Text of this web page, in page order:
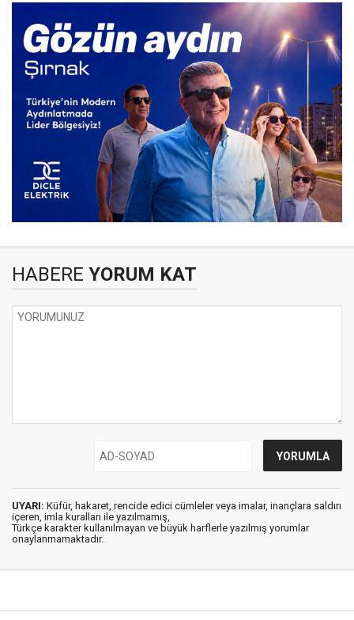
HABERE YORUM KAT
UYARI: Küfür, hakaret, rencide edici cümleler veya imalar, inançlara saldırı
içeren, imla kuralları ile yazılmamış,
Türkçe karakter kullanılmayan ve büyük harflerle yazılmış yorumlar
onaylanmamaktadır.